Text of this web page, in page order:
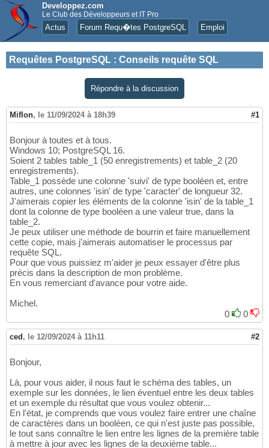
Developpez.com
Le Club des Développeurs et IT Pro
Actus Forum Requ�tes PostgreSQL Emploi
Requêtes PostgreSQL : Conseils requête SQL
Répondre à la discussion
Miflon, le 11/09/2024 à 18h39 #1
Bonjour à toutes et à tous.
Windows 10; PostgreSQL 16.
Soient 2 tables table_1 (50 enregistrements) et table_2 (20
enregistrements).
Table_1 possède une colonne 'suivi' de type booléen et, entre
autres, une colonnes 'isin' de type 'caracter' de longueur 32.
J'aimerais copier les éléments de la colonne 'isin' de la table_1
dont la colonne de type booléen a une valeur true, dans la
table_2.
Je peux utiliser une méthode de bourrin et faire manuellement
cette copie, mais j'aimerais automatiser le processus par
requête SQL.
Pour que vous puissiez m'aider je peux essayer d'être plus
précis dans la description de mon problème.
En vous remerciant d'avance pour votre aide.
Michel.
0
0
ced , le 12/09/2024 à 11h11 #2
Bonjour,
Là, pour vous aider, il nous faut le schéma des tables, un
exemple sur les données, le lien éventuel entre les deux tables
et un exemple du résultat que vous voulez obtenir...
En l'état, je comprends que vous voulez faire entrer une chaîne
de caractères dans un booléen, ce qui n'est juste pas possible,
le tout sans connaître le lien entre les lignes de la première table
à mettre à jour avec les lignes de la deuxième table...